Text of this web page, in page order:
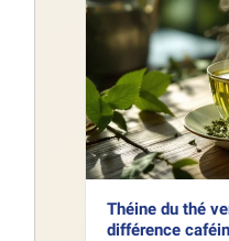
Théine du thé
différence